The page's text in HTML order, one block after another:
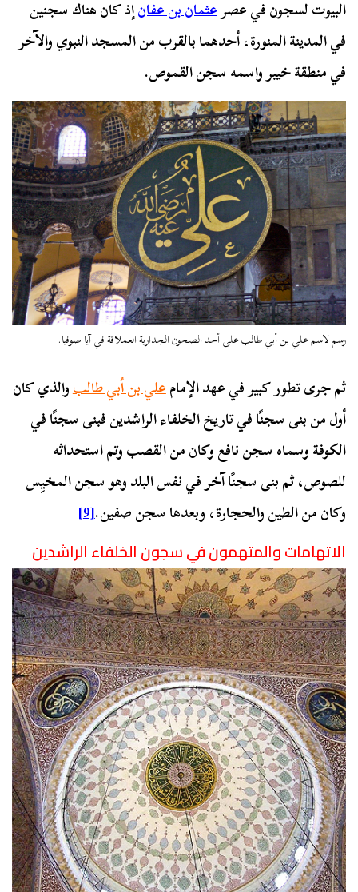
البيوت لسجون في عصرعثمان بن عفانإذ كان هناك سجنين
في المدينة المنورة، أحدهما بالقرب من المسجد النبوي والآخر
في منطقة خيبر واسمه سجن القموص.
رسم لاسم علي بن أبي طالب على أحد الصحون الجدارية العملاقة في آيا صوفيا.
ثم جرى تطور كبير في عهد الإمامعلي بن أبي طالبوالذي كان
أول من بنى سجنًا في تاريخ الخلفاء الراشدين فبنى سجنًا في
الكوفة وسماه سجن نافع وكان من القصب وتم استحداثه
للصوص، ثم بنى سجنًا آخر في نفس البلد وهو سجن المخيِس
وكان من الطين والحجارة، وبعدها سجن صفين.[9]
الاتهامات والمتهمون في سجون الخلفاء الراشدين